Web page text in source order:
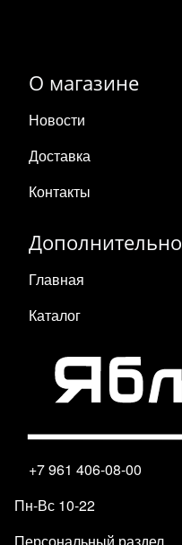
О магазине
Новости
Доставка
Контакты
Дополнительно
Главная
Каталог
+7 961 406-08-00
Пн-Вс 10-22